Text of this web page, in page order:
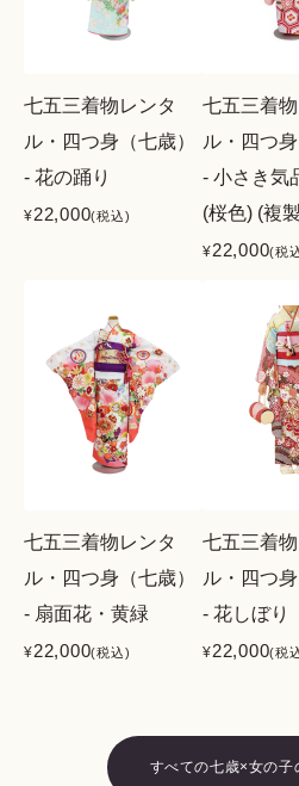
七五三着物レンタ
ル・四つ身（七歳）
- 花の踊り
¥22,000(税込)
七五三着
ル・四つ身
- 小さき気
(桜色) (複
¥22,000(税
七五三着物レンタ
ル・四つ身（七歳）
- 扇面花・黄緑
¥22,000(税込)
七五三着
ル・四つ身
- 花しぼり
¥22,000(税
すべての七歳×女の子